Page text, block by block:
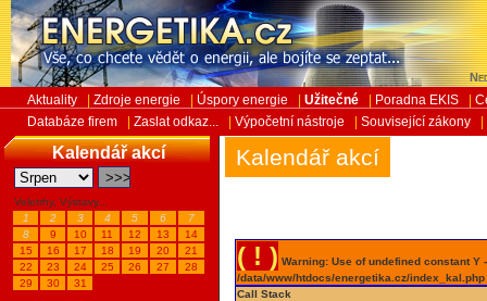
Aktuality Zdroje energie Úspory energie Užitečné Poradna EKIS
Databáze firem
Zaslat odkaz... Výpočetní nástroje Související zákony
Kalendář akcí
Veletrhy, Výstavy...
1
2 3 4 5 6
7
8
9 10 11 12 13
14
15
16 17 18 19 20
21
22
23 24 25 26 27
28
29
30 31
Kalendář akcí
( ! ) Warning: Use of undefined constant
/data/www/htdocs/energetika.cz/
Call Stack